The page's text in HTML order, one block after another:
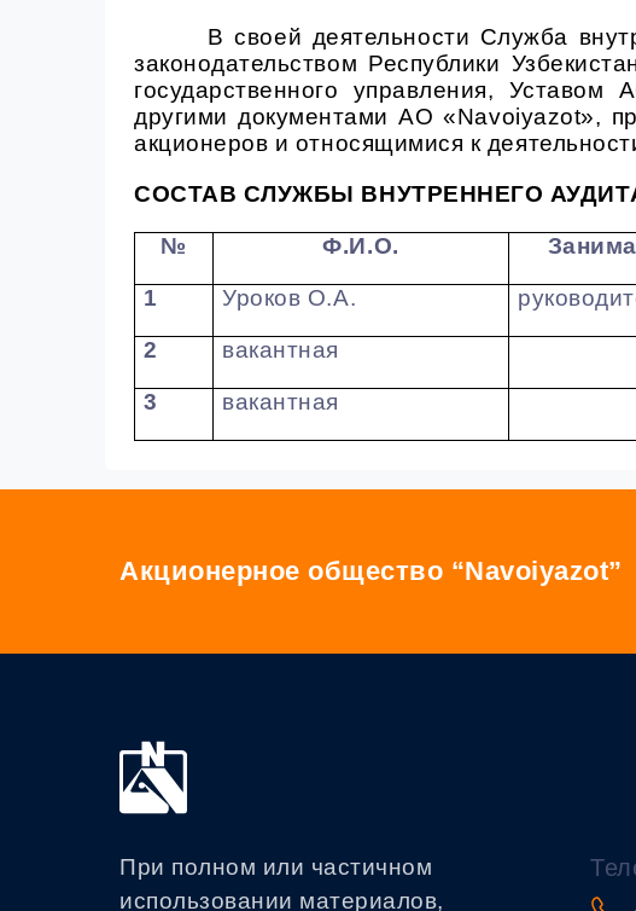
В своей деятельности Служба
законодательством Республики
государственного управления,
другими документами АО «Navoiyazot»,
акционеров и относящимися к
СОСТАВ СЛУЖБЫ ВНУТРЕННЕГО АУДИТА
№ Ф.И.О.
1 Уроков О.А.
2 вакантная
3 вакантная
Акционерное общество “Navoiyazot”
При полном или частичном
использовании материалов,